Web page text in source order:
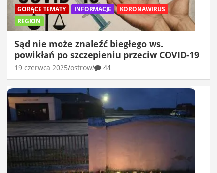
GORĄCE TEMATY INFORMACJE
KORONAWIRUS
REGION
Sąd nie może znaleźć biegłego ws.
powikłań po szczepieniu przeciw COVID-19
19 czerwca 2025 ostrow 44